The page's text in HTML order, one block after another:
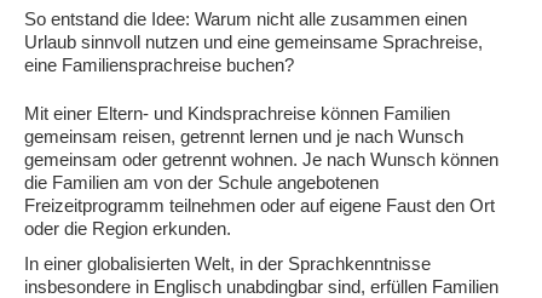
So entstand die Idee: Warum nicht alle zusammen einen
Urlaub sinnvoll nutzen und eine gemeinsame Sprachreise,
eine Familiensprachreise buchen?
Mit einer Eltern- und Kindsprachreise können Familien
gemeinsam reisen, getrennt lernen und je nach Wunsch
gemeinsam oder getrennt wohnen. Je nach Wunsch können
die Familien am von der Schule angebotenen
Freizeitprogramm teilnehmen oder auf eigene Faust den Ort
oder die Region erkunden.
In einer globalisierten Welt, in der Sprachkenntnisse
insbesondere in Englisch unabdingbar sind, erfüllen Familien